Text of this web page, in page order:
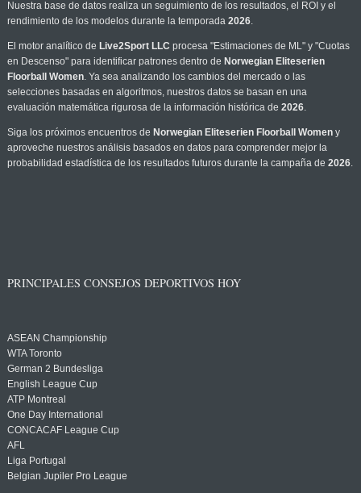
Nuestra base de datos realiza un seguimiento de los resultados, el ROI y el
rendimiento de los modelos durante la temporada 2026.
El motor analítico de Live2Sport LLC procesa "Estimaciones de ML" y "Cuotas
en Descenso" para identificar patrones dentro de Norwegian Eliteserien
Floorball Women. Ya sea analizando los cambios del mercado o las
selecciones basadas en algoritmos, nuestros datos se basan en una
evaluación matemática rigurosa de la información histórica de 2026.
Siga los próximos encuentros de Norwegian Eliteserien Floorball Womeny
aproveche nuestros análisis basados en datos para comprender mejor la
probabilidad estadística de los resultados futuros durante la campaña de 2026.
PRINCIPALES CONSEJOS DEPORTIVOS HOY
ASEAN Championship
WTA Toronto
German 2 Bundesliga
English League Cup
ATP Montreal
One Day International
CONCACAF League Cup
AFL
Liga Portugal
Belgian Jupiler Pro League